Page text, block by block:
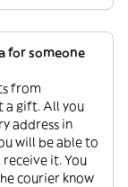
for someone
from
a gift. All you
address in
will be able to
it. You
courier know